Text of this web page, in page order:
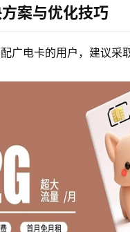
案与优化技巧
广电卡的用户，建议采